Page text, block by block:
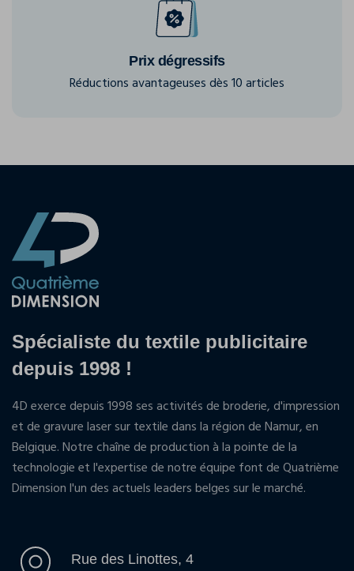
Prix dégressifs
Réductions avantageuses dès 10 articles
Spécialiste du textile publicitaire
depuis 1998 !
4D exerce depuis 1998 ses activités de broderie, d'impression
et de gravure laser sur textile dans la région de Namur, en
Belgique. Notre chaîne de production à la pointe de la
technologie et l'expertise de notre équipe font de Quatrième
Dimension l'un des actuels leaders belges sur le marché.
Rue des Linottes, 4